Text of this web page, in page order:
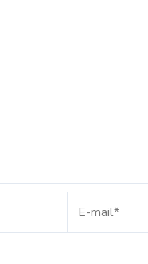
mail*